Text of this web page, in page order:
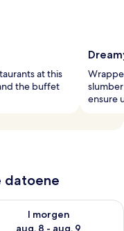
at this
the buffet
ensure
datoene
aug. 8
I morgen
aug. 8 - aug. 9
tilgjengelighet for i